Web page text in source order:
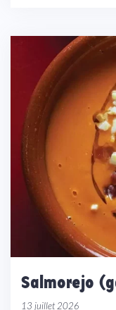
Salmorejo
13 juillet 2026